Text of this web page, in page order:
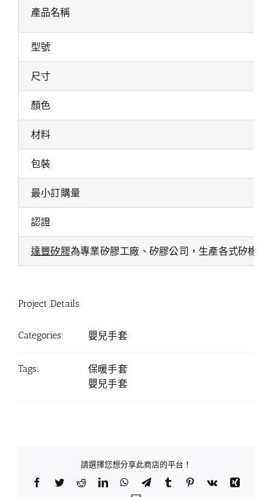
產品名稱
型號
尺寸
顏色
材料
包裝
最小訂購量
認證
達豐矽膠為專業矽膠工廠、矽膠公司，生產各式矽橡
Project Details
Categories: 嬰兒手套
Tags:
保暖手套
嬰兒手套
請選擇您想分享此商店的平台！
Facebook
TwitterRedditLinkedInWhatsApp
TelegramTumblr Pinterest
Vk
Xing